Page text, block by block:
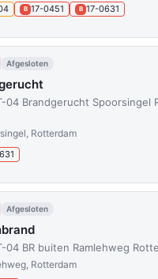
B 17-0451 B 17-0631
Afgesloten
04 Brandgerucht Spoorsingel
Rotterdam
Afgesloten
04 BR buiten Ramlehweg
Rotterdam